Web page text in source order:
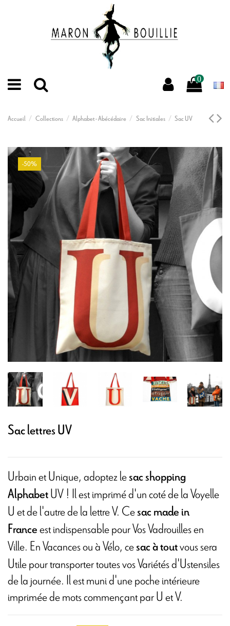
0
Accueil Collections Alphabet - Abécédaire Sac Initiales Sac UV
-50%
Sac lettres UV
Urbain et Unique, adoptez lesac shopping
AlphabetUV ! Il est imprimé d'un coté de la Voyelle
U et de l'autre de la lettre V. Cesacmade in
Franceest indispensable pour Vos Vadrouilles en
Ville. En Vacances ou à Vélo, cesac à toutvous sera
Utile pour transporter toutes vos Variétés d'Ustensiles
de la journée. Il est muni d'une poche intérieure
imprimée de mots commençant par U et V.